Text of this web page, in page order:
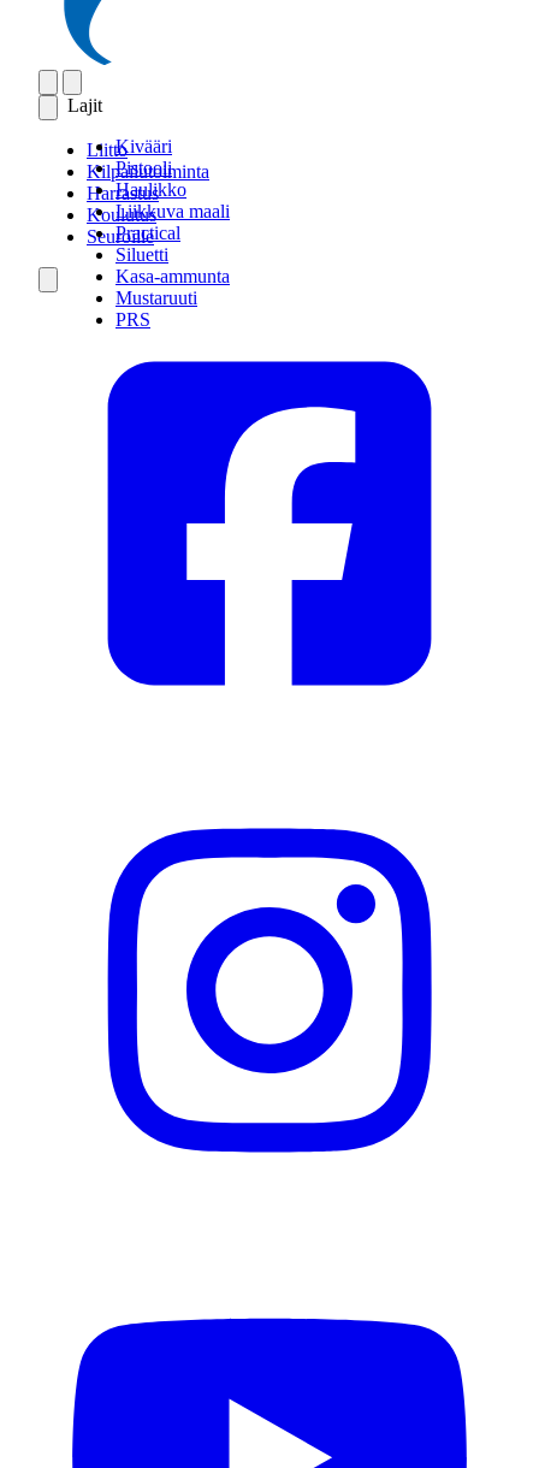
Lajit
Kivääri
Pistooli
Haulikko
Liikkuva maali
Practical
Siluetti
Kasa-ammunta
Mustaruuti
PRS
Liitto
Kilpailutoiminta
Harrastus
Koulutus
Seuroille